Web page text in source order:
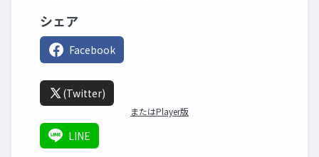
シェア
Facebook
(Twitter)
またはPlayer版
LINE